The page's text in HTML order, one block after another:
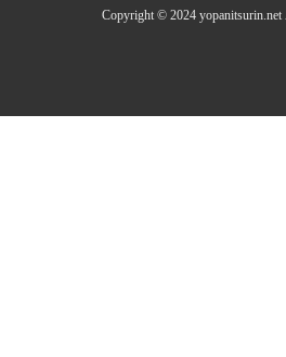
Copyright © 2024 yopanitsurin.net